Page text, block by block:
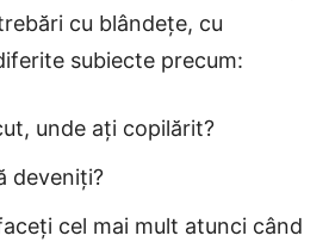
cu blândețe, cu
subiecte precum:
unde ați copilărit?
deveniți?
cel mai mult atunci când